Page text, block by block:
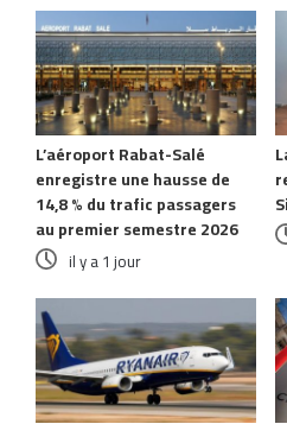
L’aéroport Rabat-Salé
enregistre une hausse de
14,8 % du trafic passagers
au premier semestre 2026
il y a 1 jour